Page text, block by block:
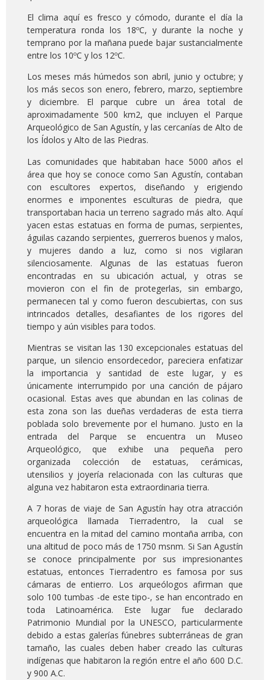
El clima aquí es fresco y cómodo, durante el día la
temperatura ronda los 18ºC, y durante la noche y
temprano por la mañana puede bajar sustancialmente
entre los 10ºC y los 12ºC.
Los meses más húmedos son abril, junio y octubre; y
los más secos son enero, febrero, marzo, septiembre
y diciembre. El parque cubre un área total de
aproximadamente 500 km2, que incluyen el Parque
Arqueológico de San Agustín, y las cercanías de Alto de
los Ídolos y Alto de las Piedras.
Las comunidades que habitaban hace 5000 años el
área que hoy se conoce como San Agustín, contaban
con escultores expertos, diseñando y erigiendo
enormes e imponentes esculturas de piedra, que
transportaban hacia un terreno sagrado más alto. Aquí
yacen estas estatuas en forma de pumas, serpientes,
águilas cazando serpientes, guerreros buenos y malos,
y mujeres dando a luz, como si nos vigilaran
silenciosamente. Algunas de las estatuas fueron
encontradas en su ubicación actual, y otras se
movieron con el fin de protegerlas, sin embargo,
permanecen tal y como fueron descubiertas, con sus
intrincados detalles, desafiantes de los rigores del
tiempo y aún visibles para todos.
Mientras se visitan las 130 excepcionales estatuas del
parque, un silencio ensordecedor, pareciera enfatizar
la importancia y santidad de este lugar, y es
únicamente interrumpido por una canción de pájaro
ocasional. Estas aves que abundan en las colinas de
esta zona son las dueñas verdaderas de esta tierra
poblada solo brevemente por el humano. Justo en la
entrada del Parque se encuentra un Museo
Arqueológico, que exhibe una pequeña pero
organizada colección de estatuas, cerámicas,
utensilios y joyería relacionada con las culturas que
alguna vez habitaron esta extraordinaria tierra.
A 7 horas de viaje de San Agustín hay otra atracción
arqueológica llamada Tierradentro, la cual se
encuentra en la mitad del camino montaña arriba, con
una altitud de poco más de 1750 msnm. Si San Agustín
se conoce principalmente por sus impresionantes
estatuas, entonces Tierradentro es famosa por sus
cámaras de entierro. Los arqueólogos afirman que
solo 100 tumbas -de este tipo-, se han encontrado en
toda Latinoamérica. Este lugar fue declarado
Patrimonio Mundial por la UNESCO, particularmente
debido a estas galerías fúnebres subterráneas de gran
tamaño, las cuales deben haber creado las culturas
indígenas que habitaron la región entre el año 600 D.C.
y 900 A.C.